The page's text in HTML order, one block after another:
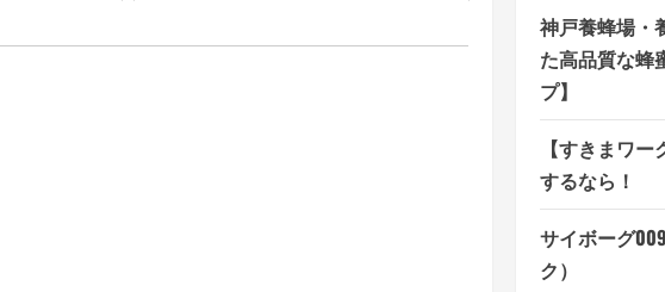
神戸養蜂場・
た高品質な蜂
プ】
【すきまワ
するなら！
サイボーグ
ク）